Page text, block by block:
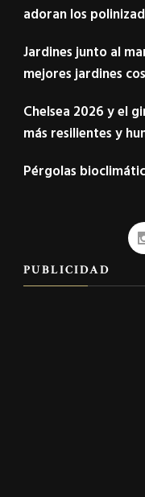
adoran los
Jardines junto al
mejores jardines
Chelsea 2026 y el
más resilientes y
Pérgolas
PUBLICIDAD